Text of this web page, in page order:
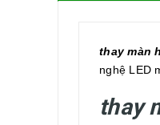
thay màn
nghệ LED
thay